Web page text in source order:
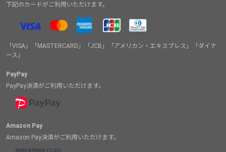
下記のカードがご利用いただけます。
「VISA」「MASTERCARD」「JCB」「アメリカン・エキスプレス」「ダイナ
ース」
PayPay
PayPay決済がご利用いただけます。
Amazon Pay
Amazon Pay決済がご利用いただけます。